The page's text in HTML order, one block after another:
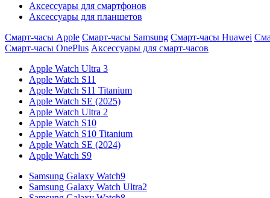
Аксессуары для смартфонов
Аксессуары для планшетов
Смарт-часы Apple Смарт-часы Samsung Смарт-часы Huawei
Смарт-часы OnePlus Аксессуары для смарт-часов
Apple Watch Ultra 3
Apple Watch S11
Apple Watch S11 Titanium
Apple Watch SE (2025)
Apple Watch Ultra 2
Apple Watch S10
Apple Watch S10 Titanium
Apple Watch SE (2024)
Apple Watch S9
Samsung Galaxy Watch9
Samsung Galaxy Watch Ultra2